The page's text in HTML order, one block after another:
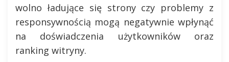
wolno ładujące się strony czy problemy z
responsywnością mogą negatywnie wpłynąć
na doświadczenia użytkowników oraz
ranking witryny.